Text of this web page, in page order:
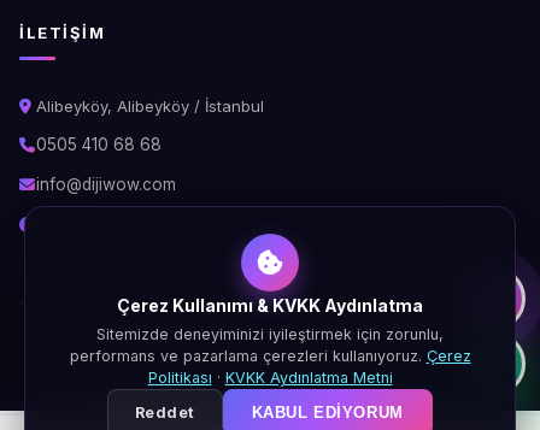
İLETIŞIM
Alibeyköy, Alibeyköy / İstanbul
0505 410 68 68
info@dijiwow.com
© 2026 DijiWOW. Tüm hakları saklıdır.
KVKK
GizlilikÇerez Şartlar
Çerez Kullanımı & KVKK Aydınlatma
Sitemizde deneyiminizi iyileştirmek için zorunlu,
performans ve pazarlama çerezleri kullanıyoruz. Çerez
Politikası · KVKK Aydınlatma Metni
Reddet
KABUL EDIYORUM